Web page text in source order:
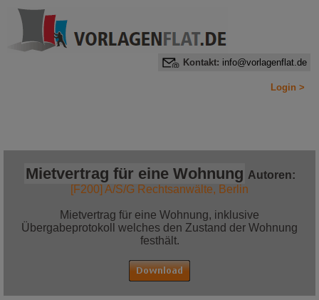
Kontakt: info@vorlagenflat.de
Login >
Mietvertrag für eine Wohnung Autoren:
[F200] A/S/G Rechtsanwälte, Berlin
Mietvertrag für eine Wohnung, inklusive
Übergabeprotokoll welches den Zustand der Wohnung
festhält.